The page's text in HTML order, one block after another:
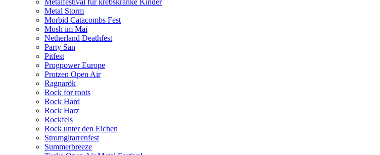
Metalfestival für krebskranke Kinder
Metal Storm
Morbid Catacombs Fest
Mosh im Mai
Netherland Deathfest
Party San
Pitfest
Progpower Europe
Protzen Open Air
Ragnarök
Rock for roots
Rock Hard
Rock Harz
Rockfels
Rock unter den Eichen
Stromgitarrenfest
Summerbreeze